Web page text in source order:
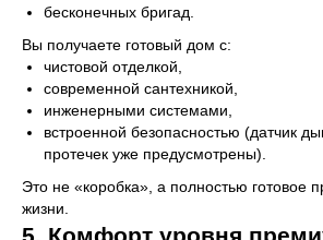
бесконечных бригад.
Вы получаете готовый дом с:
чистовой отделкой,
современной сантехникой,
инженерными системами,
встроенной безопасностью (датчик
протечек уже предусмотрены).
Это не «коробка», а полностью готовое
жизни.
8 (800) 301-65-42
Звонок по России бесплатный
Преимущества Безопасность